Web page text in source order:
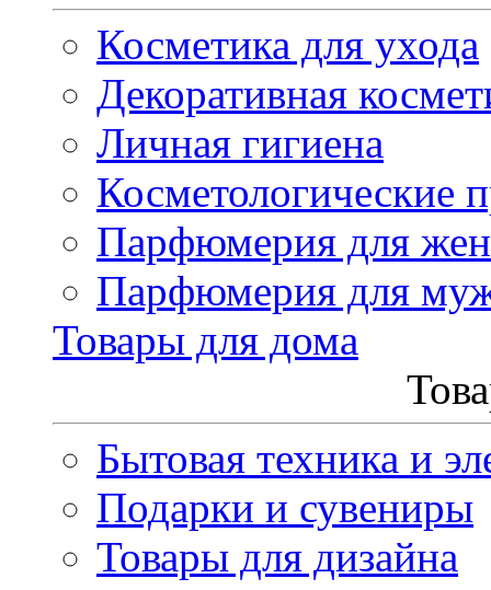
Косметика для ухода
Декоративная
Личная гигиена
Косметологические
Парфюмерия для
Парфюмерия для
Товары для дома
Бытовая техника и
Подарки и сувениры
Товары для дизайна